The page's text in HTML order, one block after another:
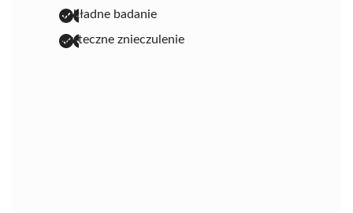
dokładne badanie
skuteczne znieczulenie